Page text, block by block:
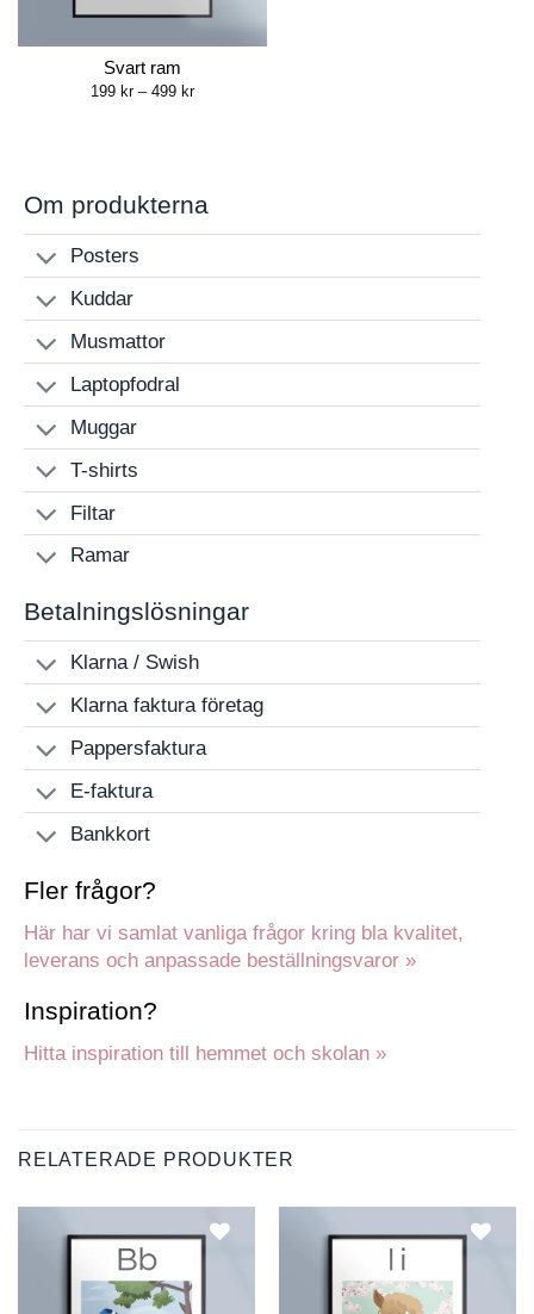
Svart ram
199 kr – 499 krPrice
Om produkterna
Posters
Kuddar
Musmattor
Laptopfodral
Muggar
T-shirts
Filtar
Ramar
Betalningslösningar
Klarna / Swish
Klarna faktura företag
Pappersfaktura
E-faktura
Bankkort
Fler frågor?
Här har vi samlat vanliga frågor kring bla kvalitet,
leverans och anpassade beställningsvaror »
Inspiration?
Hitta inspiration till hemmet och skolan »
RELATERADE PRODUKTER